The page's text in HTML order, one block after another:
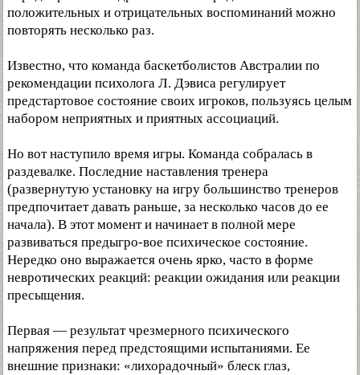
положительных и отрицательных воспоминаний можно
повторять несколько раз.
Известно, что команда баскетболистов Австралии по
рекомендации психолога Л. Дэвиса регулирует
предстартовое состояние своих игроков, пользуясь целым
набором неприятных и приятных ассоциаций.
Но вот наступило время игры. Команда собралась в
раздевалке. Последние наставления тренера
(развернутую установку на игру большинство тренеров
предпочитает давать раньше, за несколько часов до ее
начала). В этот момент и начинает в полной мере
развиваться предыгро-вое психическое состояние.
Нередко оно выражается очень ярко, часто в форме
невротических реакций: реакции ожидания или реакции
пресыщения.
Первая — результат чрезмерного психического
напряжения перед предстоящими испытаниями. Ее
внешние признаки: «лихорадочный» блеск глаз,